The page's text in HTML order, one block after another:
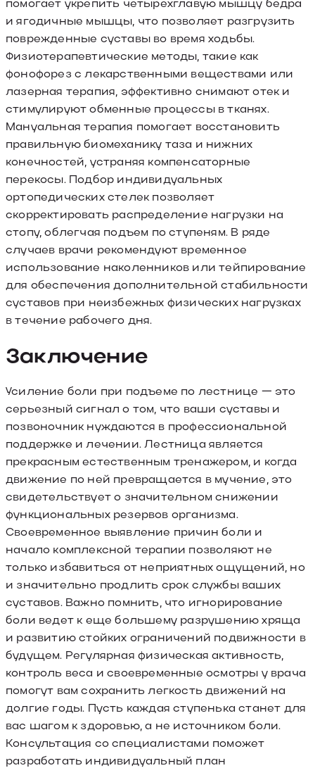
помогает укрепить четырехглавую мышцу бедра
и ягодичные мышцы, что позволяет разгрузить
поврежденные суставы во время ходьбы.
Физиотерапевтические методы, такие как
фонофорез с лекарственными веществами или
лазерная терапия, эффективно снимают отек и
стимулируют обменные процессы в тканях.
Мануальная терапия помогает восстановить
правильную биомеханику таза и нижних
конечностей, устраняя компенсаторные
перекосы. Подбор индивидуальных
ортопедических стелек позволяет
скорректировать распределение нагрузки на
стопу, облегчая подъем по ступеням. В ряде
случаев врачи рекомендуют временное
использование наколенников или тейпирование
для обеспечения дополнительной стабильности
суставов при неизбежных физических нагрузках
в течение рабочего дня.
Заключение
Усиление боли при подъеме по лестнице — это
серьезный сигнал о том, что ваши суставы и
позвоночник нуждаются в профессиональной
поддержке и лечении. Лестница является
прекрасным естественным тренажером, и когда
движение по ней превращается в мучение, это
свидетельствует о значительном снижении
функциональных резервов организма.
Своевременное выявление причин боли и
начало комплексной терапии позволяют не
только избавиться от неприятных ощущений, но
и значительно продлить срок службы ваших
суставов. Важно помнить, что игнорирование
боли ведет к еще большему разрушению хряща
и развитию стойких ограничений подвижности в
будущем. Регулярная физическая активность,
контроль веса и своевременные осмотры у врача
помогут вам сохранить легкость движений на
долгие годы. Пусть каждая ступенька станет для
вас шагом к здоровью, а не источником боли.
Консультация со специалистами поможет
разработать индивидуальный план